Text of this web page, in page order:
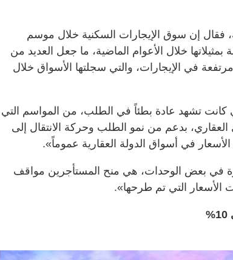
فقال إن سوق الإيجارات السكنية خلال موسم
بمثيلاتها خلال الأعوام الماضية، ما جعل العديد من
في الإيجارات، والتي سجلتها الأسواق خلال
تشهد عادة بطئاً في الطلب، من المواسم التي
بدعم من نمو الطلب وحركة الانتقال إلى
في أسواق الدولة العقارية عموماً».
في بعض الوحدات، هي منح المستأجرين مواقف
الأسعار التي تم طرحها».